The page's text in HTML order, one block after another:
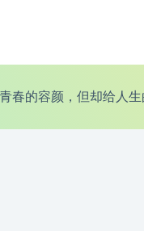
春的容颜，但却给人